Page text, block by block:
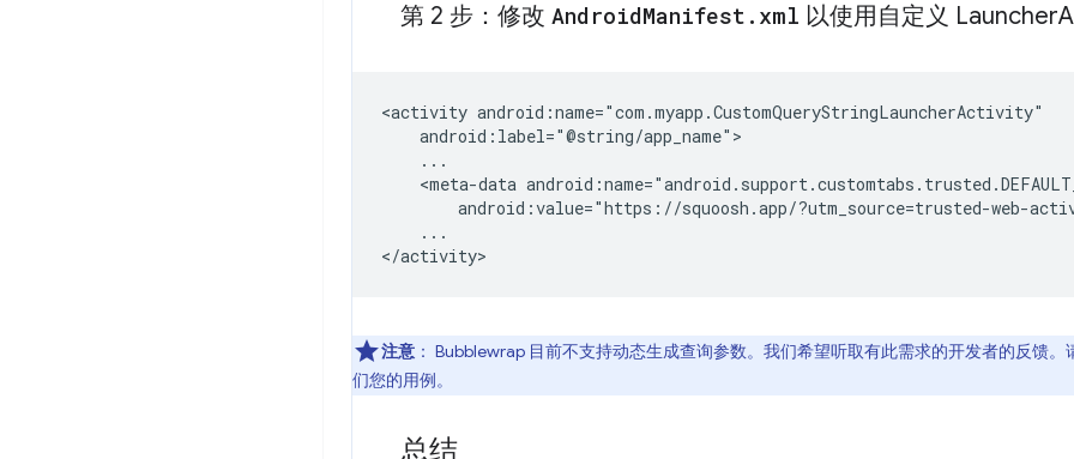
第 2 步：修改 AndroidManifest . xml 以使用自定义 Launcher
<activity
<meta-data
android:value="https://squoosh.app/?utm_source=trusted-web-
...
注意 ： Bubblewrap 目前不支持动态生成查询参数。我们希望听取有此需求的开发者的反馈。
们您的用例。
总结